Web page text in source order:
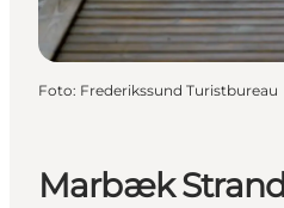
Marbæk Strand
Foto: Frederikssund Turistbureau